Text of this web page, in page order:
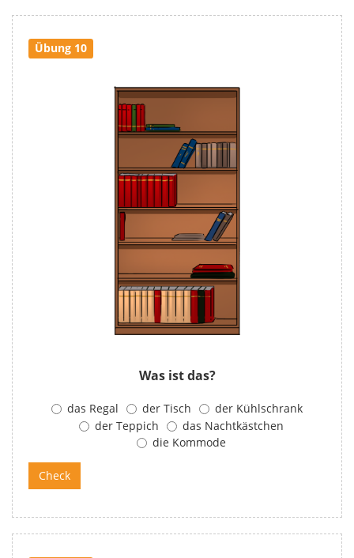
Übung 10
Was ist das?
das Regal der Tisch
der Kühlschrank
der Teppich
das Nachtkästchen
die Kommode